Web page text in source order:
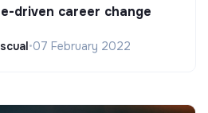
driven career change
•07 February 2022